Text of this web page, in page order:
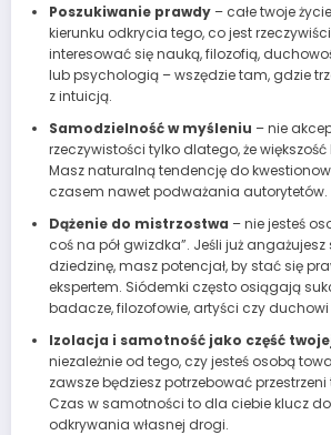
Poszukiwanie prawdy– całe twoje
kierunku odkrycia tego, co jest
interesować się nauką, filozofią,
lub psychologią – wszędzie tam, gdzie
z intuicją.
Samodzielność w myśleniu – nie
rzeczywistości tylko dlatego, że
Masz naturalną tendencję do
czasem nawet podważania autorytetów.
Dążenie do mistrzostwa – nie jesteś
coś na pół gwizdka”. Jeśli już angażujesz
dziedzinę, masz potencjał, by stać się
ekspertem. Siódemki często osiągają
badacze, filozofowie, artyści czy
Izolacja i samotność jako część
niezależnie od tego, czy jesteś osobą
zawsze będziesz potrzebować
Czas w samotności to dla ciebie klucz do
odkrywania własnej drogi.